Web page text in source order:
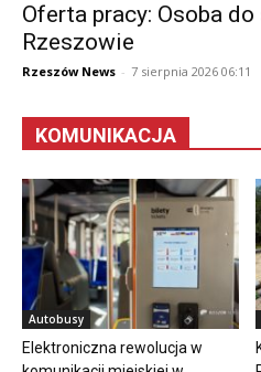
Oferta pracy: Osoba
Rzeszowie
Rzeszów News - 7 sierpnia 2026 06:11
KOMUNIKACJA
Autobusy
Elektroniczna rewolucja w